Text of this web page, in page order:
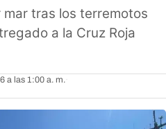
tras los terremotos
a la Cruz Roja
a las 1:00 a. m.